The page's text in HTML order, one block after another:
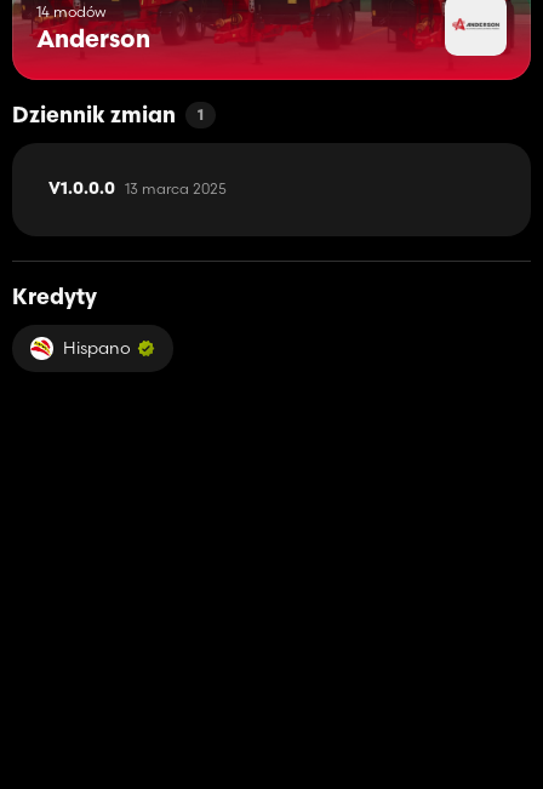
14 modów
Anderson
Dziennik zmian 1
V1.0.0.0 13 marca 2025
Kredyty
Hispano